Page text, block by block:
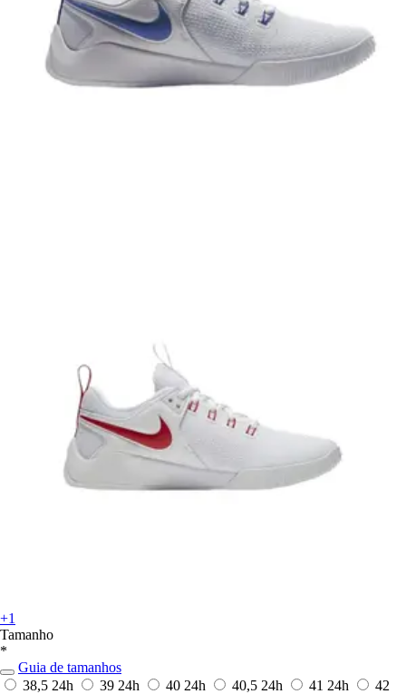
+1
Tamanho
*
Guia de tamanhos
38,5 24h 39 24h 40 24h 40,5 24h 41 24h
42